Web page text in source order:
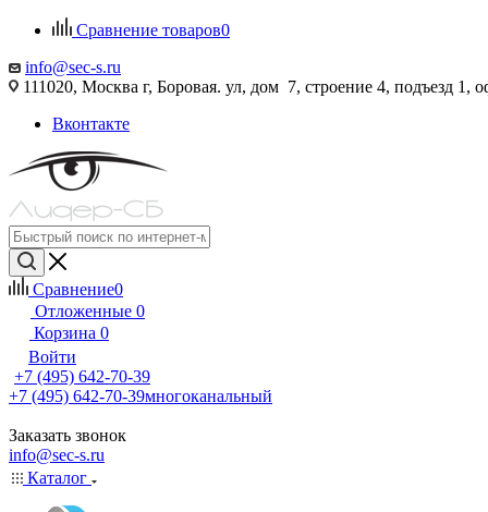
Сравнение товаров0
info@sec-s.ru
111020, Москва г, Боровая. ул, дом 7, строение 4, подъезд 1,
Вконтакте
Сравнение0
Отложенные 0
Корзина 0
Войти
+7 (495) 642-70-39
+7 (495) 642-70-39многоканальный
Заказать звонок
info@sec-s.ru
Каталог